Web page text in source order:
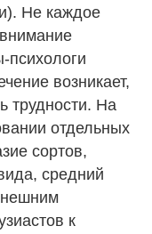
Не каждое
психологи
возникает,
трудности. На
отдельных
сортов,
средний
к